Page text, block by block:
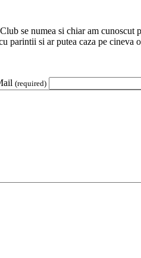
se numea si chiar am cunoscut
parintii si ar putea caza pe cineva
(required)